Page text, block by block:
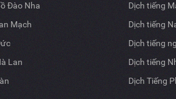
Đào Nha
Mạch
Lan
Dịch tiếng
Dịch tiếng
Dịch tiếng
Dịch tiếng
Dịch Tiếng